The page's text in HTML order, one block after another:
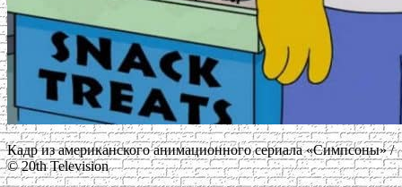
Кадр из американского анимационного сериала «Симпсоны» /
© 20th Television